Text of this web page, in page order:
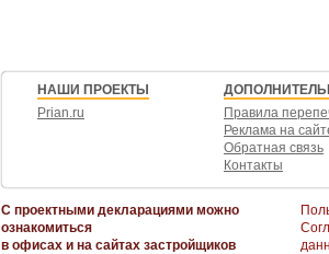
НАШИ ПРОЕКТЫ
Prian.ru
Правила
Реклама на
Обратная связь
Контакты
С проектными декларациями можно
ознакомиться
в офисах и на сайтах застройщиков